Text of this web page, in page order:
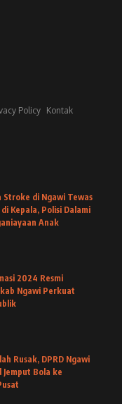
Policy Kontak
Stroke di Ngawi Tewas
Kepala, Polisi Dalami
Anak
2024 Resmi
Ngawi Perkuat
Rusak, DPRD Ngawi
Jemput Bola ke